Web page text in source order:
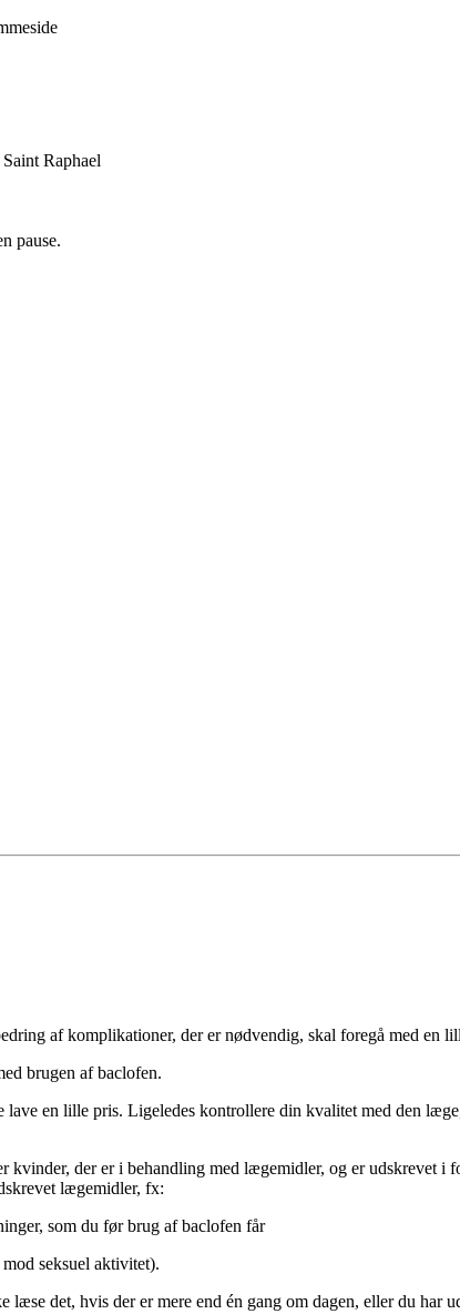
Raphael
pause.
af komplikationer, der er nødvendig, skal foregå med en
brugen af ​​baclofen.
en lille pris. Ligeledes kontrollere din kvalitet med den
kvinder, der er i behandling med lægemidler, og er udskrevet
lægemidler, fx:
som du før brug af ​​baclofen får
seksuel aktivitet).
det, hvis der er mere end én gang om dagen, eller du